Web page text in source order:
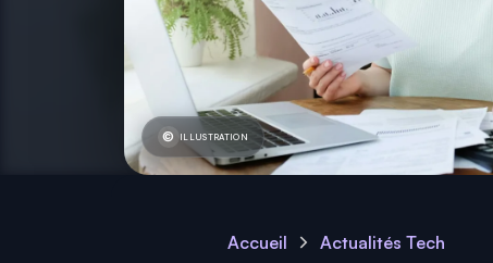
ILLUSTRATION
Accueil Actualités Tech